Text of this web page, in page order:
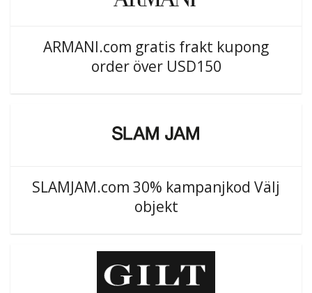
ARMANI.com gratis frakt kupong
order över USD150
SLAMJAM.com 30% kampanjkod Välj
objekt